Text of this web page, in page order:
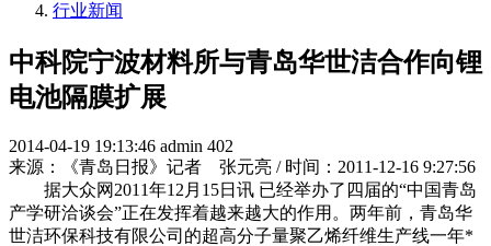
行业新闻
中科院宁波材料所与青岛华世洁合作向锂
电池隔膜扩展
2014-04-19 19:13:46 admin 402
来源：《青岛日报》记者 张元亮 / 时间：2011-12-16 9:27:56
据大众网2011年12月15日讯 已经举办了四届的“中国青岛
产学研洽谈会”正在发挥着越来越大的作用。两年前，青岛华
世洁环保科技有限公司的超高分子量聚乙烯纤维生产线一年*